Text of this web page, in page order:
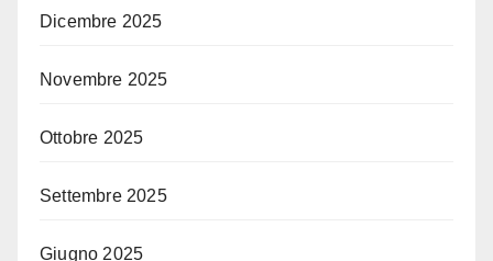
Dicembre 2025
Novembre 2025
Ottobre 2025
Settembre 2025
Giugno 2025